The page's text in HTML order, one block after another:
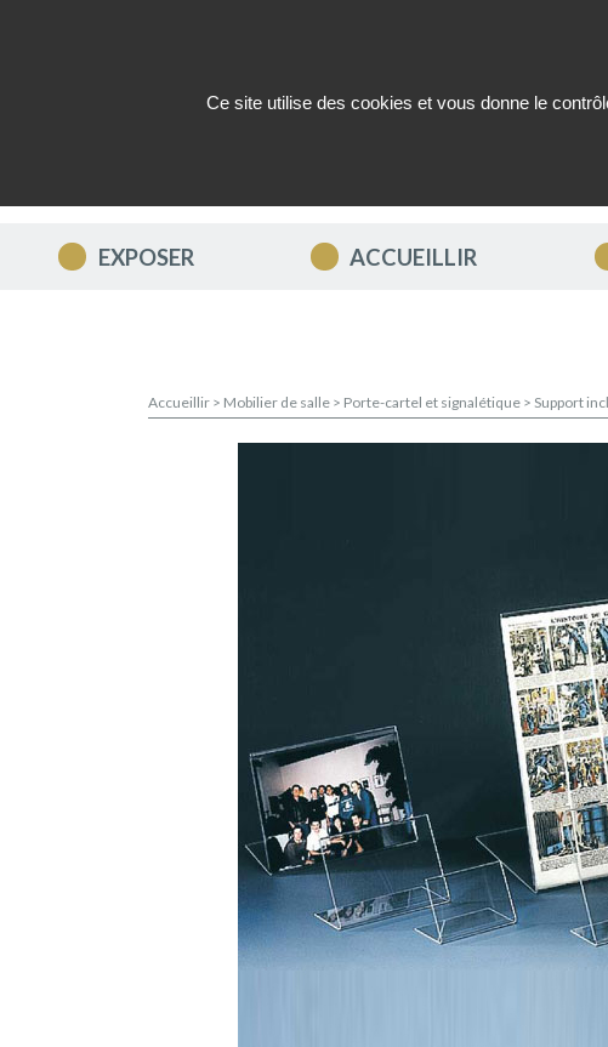
EXPOSER ACCUEILLIR
Accueillir > Mobilier de salle > Porte-cartel et signalétique > Support
Ce site utilise des cookies et vous donne le